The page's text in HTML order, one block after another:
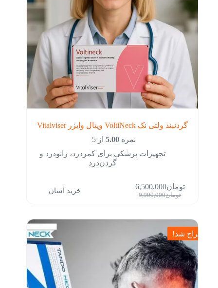
گردنبند ولتی نک VoltiNeck ویتال وایزر Vitalviser
نمره 5.00از 5
تجهیزات پزشکی برای کمردرد، زانودرد و
گردن‌درد
تومان9,900,000
قیمت
بود.
تومان6,500,000
قیمت
خرید آسان
حراج شد!